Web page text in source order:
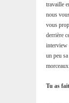
travaille
nous
vous
derrière
interview
un peu
Tu as